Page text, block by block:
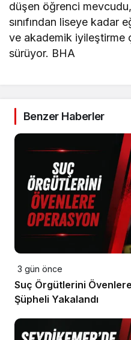
düşen öğrenci
sınıfından liseye kadar
ve akademik iyileştirme
sürüyor. BHA
Benzer Haberler
3 gün önce
Suç Örgütlerini
Şüpheli Yakalandı